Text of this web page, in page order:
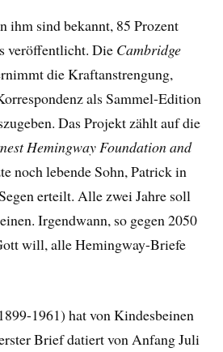
ihm sind bekannt, 85 Prozent
veröffentlicht. Die Cambridge
die Kraftanstrengung,
als Sammel-Edition
Das Projekt zählt auf die
Hemingway Foundation and
noch lebende Sohn, Patrick in
erteilt. Alle zwei Jahre soll
Irgendwann, so gegen 2050
will, alle Hemingway-Briefe
1961) hat von Kindesbeinen
Brief datiert von Anfang Juli